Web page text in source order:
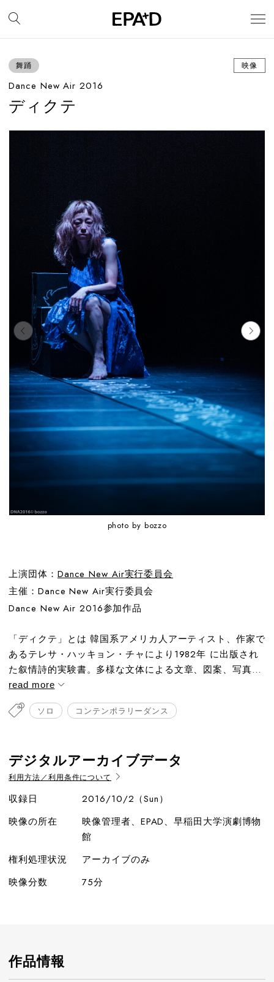
舞踊
Dance New Air 2016
映像
ディクテ
photo by bozzo
上演団体： Dance New Air実行委員会
主催：Dance New Air実行委員会
Dance New Air 2016参加作品
「ディクテ」とは 韓国系アメリカ人アーティスト、作家で
あるテレサ・ハッキョン・チャにより1982年 に出版され
た叙情詩的実験書。多様な文体による文章、図案、写真...
read more
ソロ コンテンポラリーダンス
デジタルアーカイブデータ
利用方法／利用条件について
収録日
2016/10/2（Sun）
映像の所在
映像管理者、EPAD、早稲田大学演劇博物
館
権利処理状況
アーカイブのみ
映像分数
75分
作品情報